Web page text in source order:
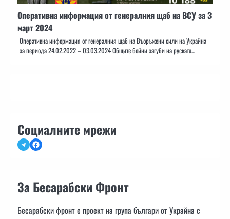
Оперативна информация от генералния щаб на ВСУ за 3
март 2024
Оперативна информация от генералния щаб на Въоръжени сили на Украйна
за периода 24.02.2022 – 03.03.2024 Общите бойни загуби на руската…
Социалните мрежи
TelegramFacebook
За Бесарабски Фронт
Бесарабски фронт е проект на група българи от Украйна с